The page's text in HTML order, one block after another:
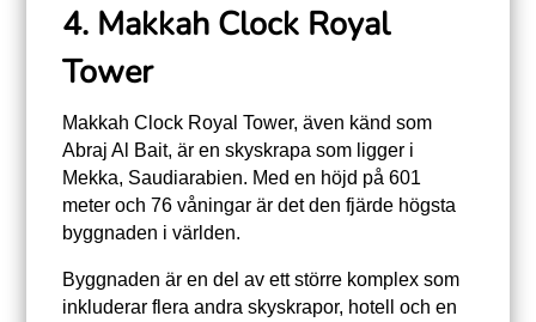
4. Makkah Clock Royal
Tower
Makkah Clock Royal Tower, även känd som
Abraj Al Bait, är en skyskrapa som ligger i
Mekka, Saudiarabien. Med en höjd på 601
meter och 76 våningar är det den fjärde högsta
byggnaden i världen.
Byggnaden är en del av ett större komplex som
inkluderar flera andra skyskrapor, hotell och en